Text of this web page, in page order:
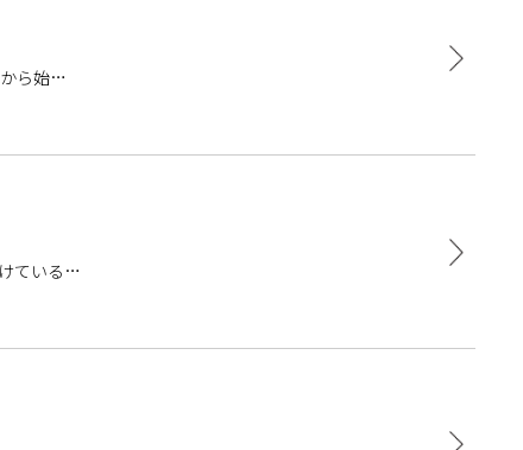
ら始め
ている国